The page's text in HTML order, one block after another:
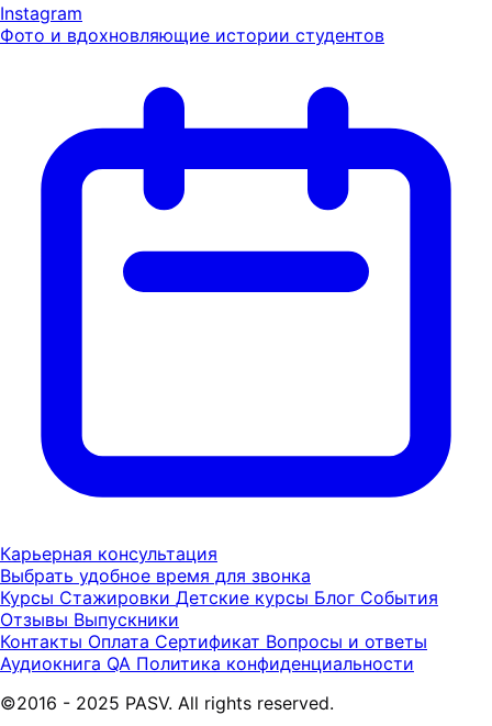
Instagram
Фото и вдохновляющие истории студентов
Карьерная консультация
Выбрать удобное время для звонка
Курсы Стажировки Детские курсы Блог События
Отзывы Выпускники
Контакты Оплата Сертификат Вопросы и ответы
Аудиокнига QA Политика конфиденциальности
©2016 - 2025 PASV. All rights reserved.